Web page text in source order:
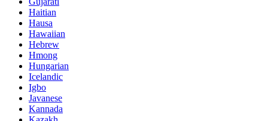
Haitian
Hausa
Hawaiian
Hebrew
Hmong
Hungarian
Icelandic
Igbo
Javanese
Kannada